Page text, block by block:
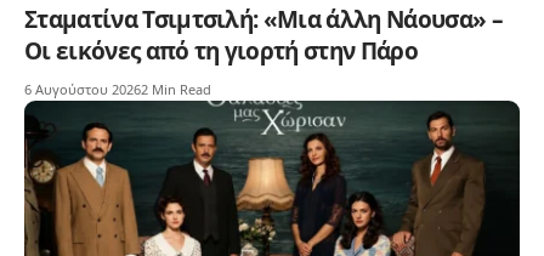
Σταματίνα Τσιμτσιλή: «Μια άλλη Νάουσα» –
Οι εικόνες από τη γιορτή στην Πάρο
6 Αυγούστου 20262 Min Read